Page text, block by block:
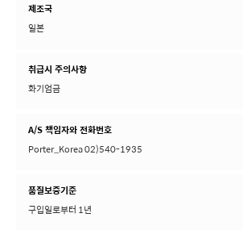
제조국
일본
취급시 주의사항
화기엄금
A/S 책임자와 전화번호
Porter_Korea 02)540-1935
품질보증기준
구입일로부터 1년